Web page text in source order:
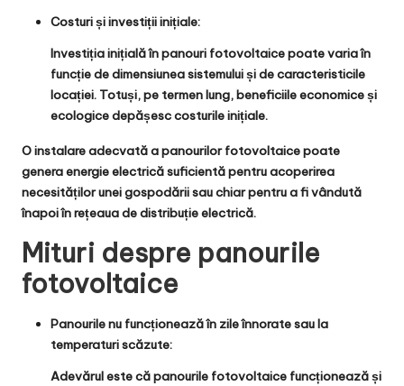
Costuri și investiții inițiale:
Investiția inițială în panouri fotovoltaice poate varia în
funcție de dimensiunea sistemului și de caracteristicile
locației. Totuși, pe termen lung, beneficiile economice și
ecologice depășesc costurile inițiale.
O instalare adecvată a panourilor fotovoltaice poate
genera energie electrică suficientă pentru acoperirea
necesităților unei gospodării sau chiar pentru a fi vândută
înapoi în rețeaua de distribuție electrică.
Mituri despre panourile
fotovoltaice
Panourile nu funcționează în zile înnorate sau la
temperaturi scăzute:
Adevărul este că panourile fotovoltaice funcționează și